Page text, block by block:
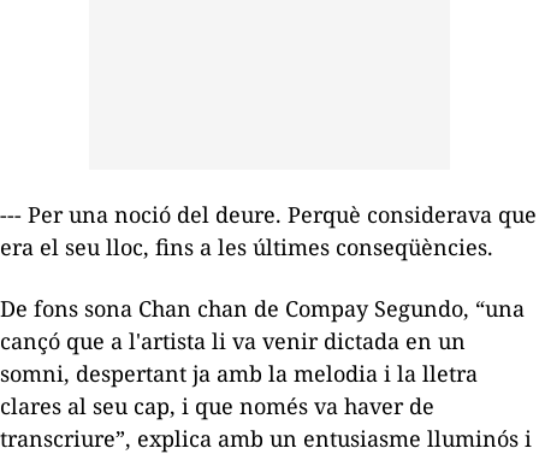
--- Per una noció del deure. Perquè considerava que
era el seu lloc, fins a les últimes conseqüències.
De fons sona Chan chan de Compay Segundo, “una
cançó que a l'artista li va venir dictada en un
somni, despertant ja amb la melodia i la lletra
clares al seu cap, i que només va haver de
transcriure”, explica amb un entusiasme lluminós i